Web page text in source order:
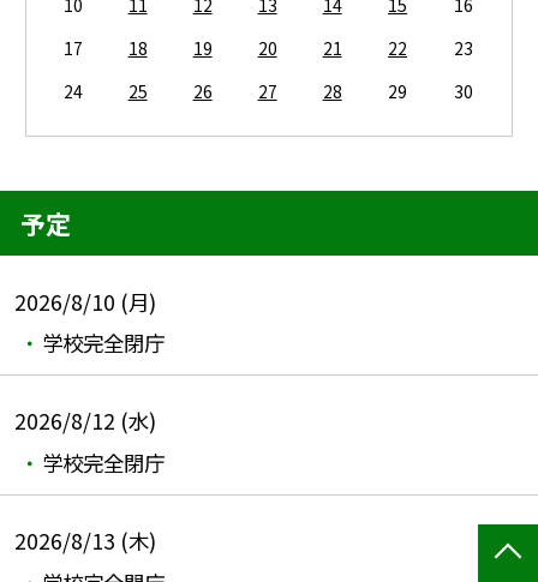
10
11 12 13 14 15
16
17
18 19 20 21 22
23
24
25 26 27 28 29 30
予定
2026/8/10 (月)
学校完全閉庁
2026/8/12 (水)
学校完全閉庁
2026/8/13 (木)